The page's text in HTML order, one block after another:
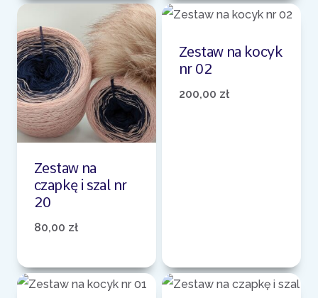
Zestaw na
czapkę i szal nr
20
80,00 zł
Zestaw na kocyk
nr 02
200,00 zł